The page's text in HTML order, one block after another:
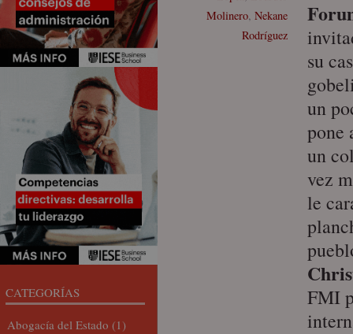
Molinero, Nekane
Rodríguez
su
un
pone
un
vez
le
FMI
CATEGORÍAS
Abogacía del Estado (1)